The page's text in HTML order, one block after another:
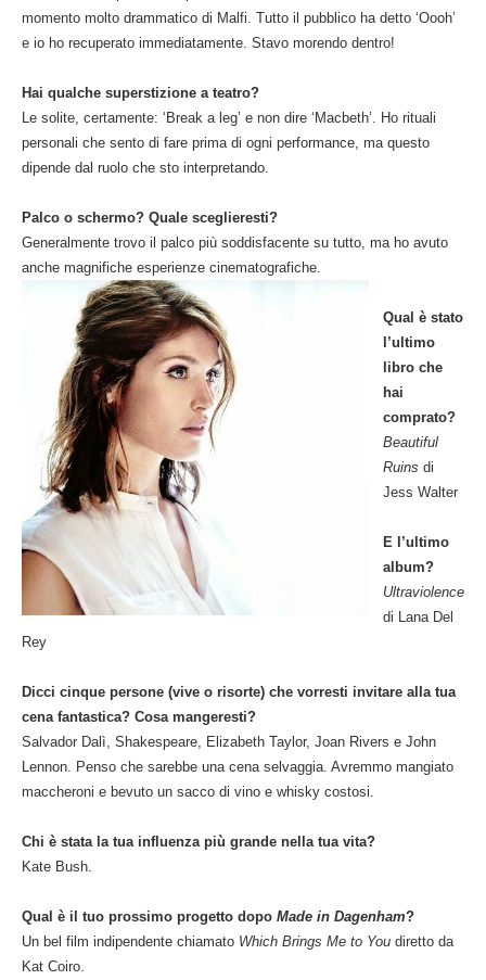
momento molto drammatico di Malfi. Tutto il pubblico ha detto ‘Oooh’
e io ho recuperato immediatamente. Stavo morendo dentro!
Hai qualche superstizione a teatro?
Le solite, certamente: ‘Break a leg’ e non dire ‘Macbeth’. Ho rituali
personali che sento di fare prima di ogni performance, ma questo
dipende dal ruolo che sto interpretando.
Palco o schermo? Quale sceglieresti?
Generalmente trovo il palco più soddisfacente su tutto, ma ho avuto
anche magnifiche esperienze cinematografiche.
Qual è stato
l’ultimo
libro che
hai
comprato?
Beautiful
Ruins di
Jess Walter
E l’ultimo
album?
Ultraviolence
di Lana Del
Rey
Dicci cinque persone (vive o risorte) che vorresti invitare alla tua
cena fantastica? Cosa mangeresti?
Salvador Dalì, Shakespeare, Elizabeth Taylor, Joan Rivers e John
Lennon. Penso che sarebbe una cena selvaggia. Avremmo mangiato
maccheroni e bevuto un sacco di vino e whisky costosi.
Chi è stata la tua influenza più grande nella tua vita?
Kate Bush.
Qual è il tuo prossimo progetto dopo Made in Dagenham?
Un bel film indipendente chiamato Which Brings Me to You diretto da
Kat Coiro.